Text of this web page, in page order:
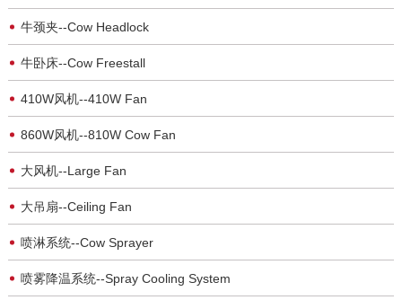
牛颈夹--Cow Headlock
牛卧床--Cow Freestall
410W风机--410W Fan
860W风机--810W Cow Fan
大风机--Large Fan
大吊扇--Ceiling Fan
喷淋系统--Cow Sprayer
喷雾降温系统--Spray Cooling System